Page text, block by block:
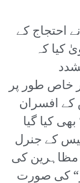
احتجاج کے
کیا کہ
خاص طور پر
کے افسران
کیا گیا
کے جنرل
مظاہرین کی
کی صورت